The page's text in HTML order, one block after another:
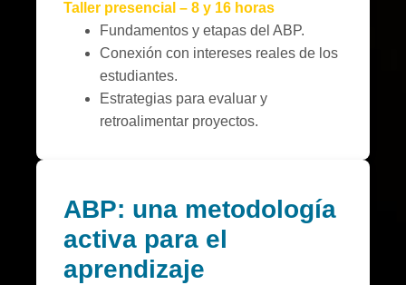
Taller presencial – 8 y 16 horas
Fundamentos y etapas del ABP.
Conexión con intereses reales de los
estudiantes.
Estrategias para evaluar y
retroalimentar proyectos.
ABP: una metodología
activa para el
aprendizaje